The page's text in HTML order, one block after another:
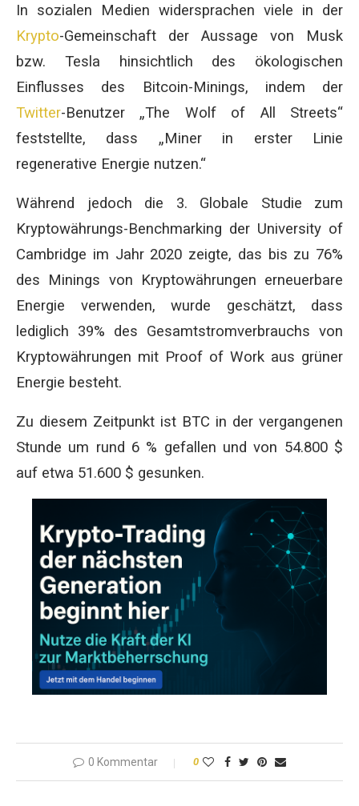
In sozialen Medien widersprachen viele in der
Krypto-Gemeinschaft der Aussage von Musk
bzw. Tesla hinsichtlich des ökologischen
Einflusses des Bitcoin-Minings, indem der
Twitter-Benutzer „The Wolf of All Streets“
feststellte, dass „Miner in erster Linie
regenerative Energie nutzen.“
Während jedoch die 3. Globale Studie zum
Kryptowährungs-Benchmarking der University of
Cambridge im Jahr 2020 zeigte, das bis zu 76%
des Minings von Kryptowährungen erneuerbare
Energie verwenden, wurde geschätzt, dass
lediglich 39% des Gesamtstromverbrauchs von
Kryptowährungen mit Proof of Work aus grüner
Energie besteht.
Zu diesem Zeitpunkt ist BTC in der vergangenen
Stunde um rund 6 % gefallen und von 54.800 $
auf etwa 51.600 $ gesunken.
0 Kommentar 0